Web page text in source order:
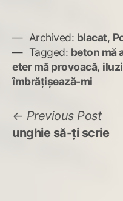
Archived: blacat,
Tagged: beton mă
eter mă provoacă,
îmbrățișează-mi
Navigare
în
Previous Post
post:
unghie să-ți scrie